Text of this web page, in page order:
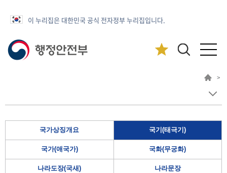
이 누리집은 대한민국 공식 전자정부 누리집입니다.
>
국가상징개요 국기(태극기)
국가(애국가) 국화(무궁화)
나라도장(국새) 나라문장